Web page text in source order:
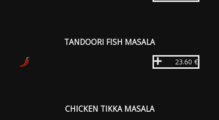
TANDOORI FISH MASALA
23.60 €
CHICKEN TIKKA MASALA